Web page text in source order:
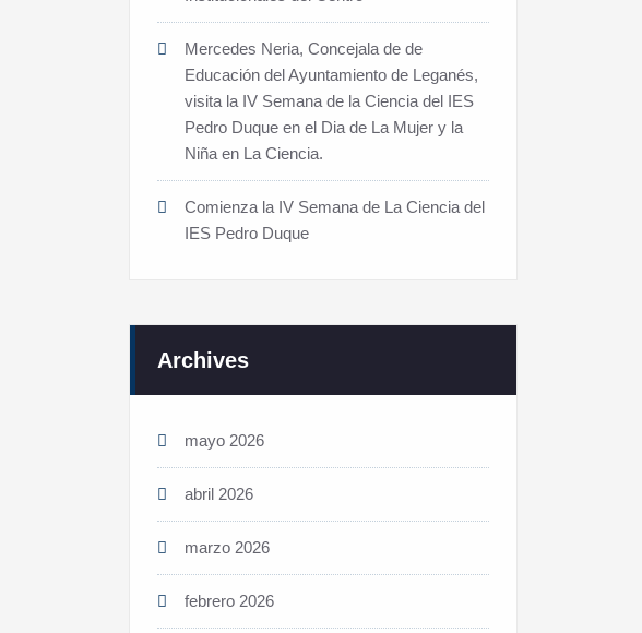
Mercedes Neria, Concejala de de
Educación del Ayuntamiento de Leganés,
visita la IV Semana de la Ciencia del IES
Pedro Duque en el Dia de La Mujer y la
Niña en La Ciencia.
Comienza la IV Semana de La Ciencia del
IES Pedro Duque
Archives
mayo 2026
abril 2026
marzo 2026
febrero 2026